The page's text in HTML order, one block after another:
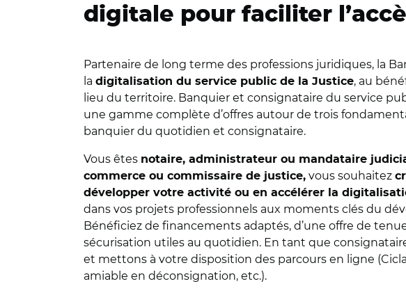
digitale pour faciliter
Partenaire de long terme des professions juridiques, la
la digitalisation du service public de la Justice, au
lieu du territoire. Banquier et consignataire du service
une gamme complète d’offres autour de trois
banquier du quotidien et consignataire.
Vous êtes notaire, administrateur ou mandataire
commerce ou commissaire de justice, vous souhaitez
développer votre activité ou en accélérer la
dans vos projets professionnels aux moments clés du
Bénéficiez de financements adaptés, d’une offre de
sécurisation utiles au quotidien. En tant que
et mettons à votre disposition des parcours en ligne
amiable en déconsignation, etc.).